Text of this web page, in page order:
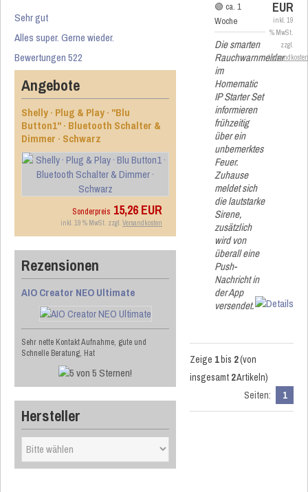
Sehr gut
Alles super. Gerne wieder.
Bewertungen 522
Angebote
Shelly · Plug & Play · "Blu
Button1" · Bluetooth Schalter &
Dimmer · Schwarz
Sonderpreis 15,26 EUR
inkl. 19 % MwSt. zzgl. Versandkosten
Rezensionen
AIO Creator NEO Ultimate
Sehr nette Kontakt Aufnahme, gute und
Schnelle Beratung, Hat
Hersteller
🟢 ca. 1
Woche
Die smarten
Rauchwarnmelder
im
Homematic
IP Starter Set
informieren
frühzeitig
über ein
unbemerktes
Feuer.
Zuhause
meldet sich
die lautstarke
Sirene,
zusätzlich
wird von
überall eine
Push-
Nachricht in
der App
versendet.
EUR
inkl. 19
% MwSt.
zzgl.
Versandkosten
Zeige 1bis 2(von
insgesamt 2Artikeln)
Seiten:
1